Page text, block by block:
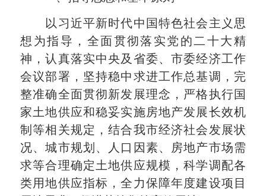
以习近平新时代中国特色社会主义思
想为指导，全面贯彻落实党的二十大精
神，认真落实中央及省委、市委经济工作
会议部署，坚持稳中求进工作总基调，完
整准确全面贯彻新发展理念，严格执行国
家土地供应和稳妥实施房地产发展长效机
制等相关规定，结合我市经济社会发展状
况、城市规划、人口因素、房地产市场需
求等合理确定土地供应规模，科学调配各
类用地供应指标，全力保障年度建设项目